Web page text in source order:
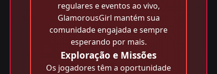
regulares e eventos ao vivo,
GlamorousGirl mantém sua
comunidade engajada e sempre
esperando por mais.
Exploração e Missões
Os jogadores têm a oportunidade